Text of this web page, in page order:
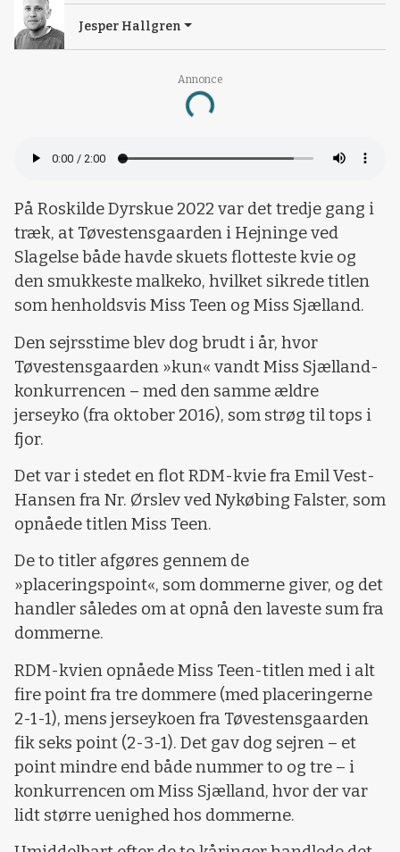
Annonce
Loading...
Jesper Hallgren
På Roskilde Dyrskue 2022 var det tredje gang i
træk, at Tøvestensgaarden i Hejninge ved
Slagelse både havde skuets flotteste kvie og
den smukkeste malkeko, hvilket sikrede titlen
som henholdsvis Miss Teen og Miss Sjælland.
Den sejrsstime blev dog brudt i år, hvor
Tøvestensgaarden »kun« vandt Miss Sjælland-
konkurrencen – med den samme ældre
jerseyko (fra oktober 2016), som strøg til tops i
fjor.
Det var i stedet en flot RDM-kvie fra Emil Vest-
Hansen fra Nr. Ørslev ved Nykøbing Falster, som
opnåede titlen Miss Teen.
De to titler afgøres gennem de
»placeringspoint«, som dommerne giver, og det
handler således om at opnå den laveste sum fra
dommerne.
RDM-kvien opnåede Miss Teen-titlen med i alt
fire point fra tre dommere (med placeringerne
2-1-1), mens jerseykoen fra Tøvestensgaarden
fik seks point (2-3-1). Det gav dog sejren – et
point mindre end både nummer to og tre – i
konkurrencen om Miss Sjælland, hvor der var
lidt større uenighed hos dommerne.